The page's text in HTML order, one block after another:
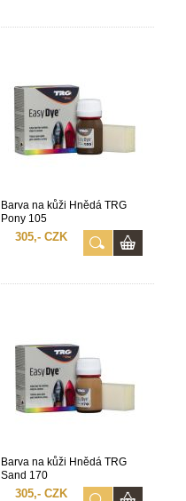
Barva na kůži Hnědá TRG
Pony 105
305,- CZK
Barva na kůži Hnědá TRG
Sand 170
305,- CZK